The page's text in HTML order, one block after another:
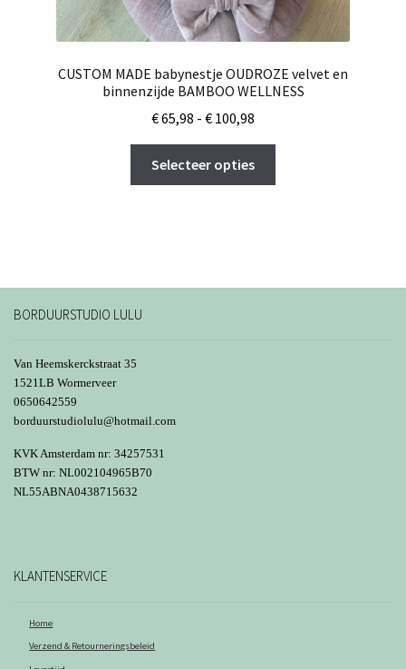
CUSTOM MADE babynestje OUDROZE velvet en
binnenzijde BAMBOO WELLNESS
€65,98 - € 100,98
€ 65,98
tot
€ 100,98
Selecteer opties
optie
BORDUURSTUDIO LULU
Van Heemskerckstraat 35
1521LB Wormerveer
0650642559
borduurstudiolulu@hotmail.com
KVK Amsterdam nr: 34257531
BTW nr: NL002104965B70
NL55ABNA0438715632
KLANTENSERVICE
Home
Verzend & Retourneringsbeleid